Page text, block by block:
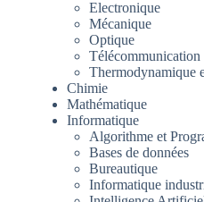
Electronique
Mécanique
Optique
Télécommunication
Thermodynamique
Chimie
Mathématique
Informatique
Algorithme et
Bases de données
Bureautique
Informatique